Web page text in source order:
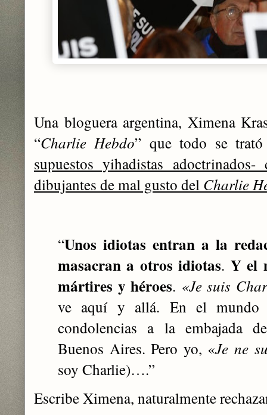
Una bloguera argentina, Ximena
“Charlie Hebdo” que todo se
supuestos yihadistas
dibujantes de mal gusto del Charlie
“Unos idiotas entran a la
masacran a otros idiotas. Y el
mártires y héroes. «Je suis
ve aquí y allá. En el mundo
condolencias a la embajada
Buenos Aires. Pero yo, «Je ne
soy Charlie)….”
Escribe Ximena, naturalmente